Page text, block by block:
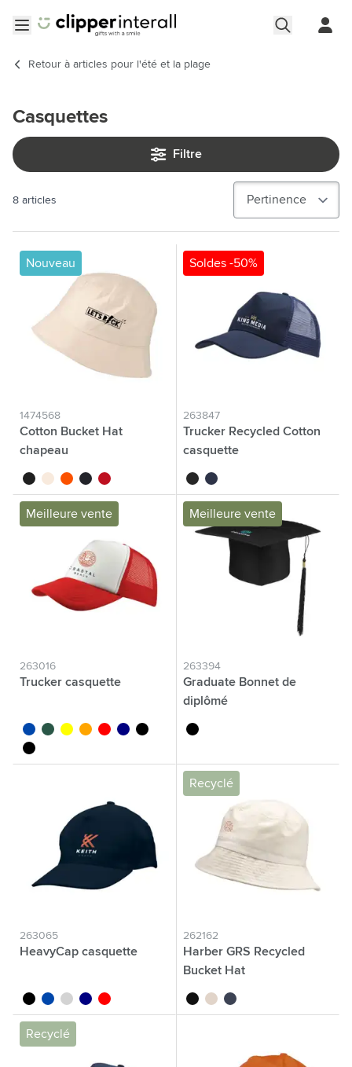
Retour à articles pour l'été et la plage
Casquettes
Filtre
8 articles
Nouveau
1474568
Cotton Bucket Hat
chapeau
noir beigeorangebleu marine
rouge
Soldes -50%
263847
Trucker Recycled Cotton
casquette
noir bleu marine
Meilleure vente
263016
Trucker casquette
bleu cobalt
vert jauneorangerougebleu marine
noir/noir
noir/blanc
Meilleure vente
263394
Graduate Bonnet de
diplômé
noir
263065
HeavyCap casquette
noir bleu cobalt
gris clairbleu marine
rouge
Recyclé
262162
Harber GRS Recycled
Bucket Hat
noir beigebleu marine
Recyclé